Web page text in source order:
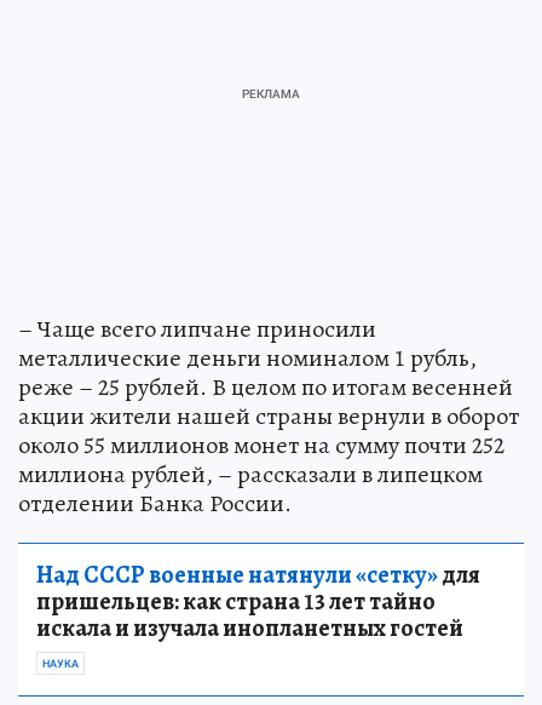
– Чаще всего липчане приносили
металлические деньги номиналом 1 рубль,
реже – 25 рублей. В целом по итогам весенней
акции жители нашей страны вернули в оборот
около 55 миллионов монет на сумму почти 252
миллиона рублей, – рассказали в липецком
отделении Банка России.
Над СССР военные натянули «сетку»для
пришельцев: как страна 13 лет тайно
искала и изучала инопланетных гостей
НАУКА